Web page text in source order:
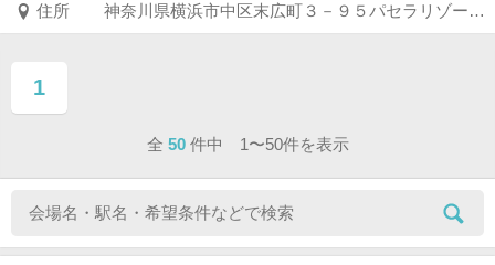
住所 神奈川県横浜市中区末広町３－９５パセラリゾーツ横浜関内ビル
1
ページ目
全 50 件中 1〜50件を表示